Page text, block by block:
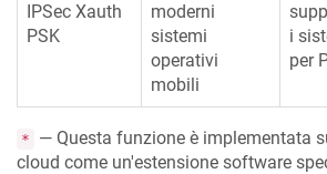
IPSec Xauth
PSK
moderni
sistemi
operativi
mobili
i
per
*
— Questa funzione è implementata
cloud come un'estensione software